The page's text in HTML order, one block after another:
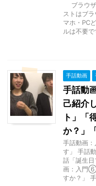
ブラウザ
ストはブ
マホ・PC
ルは不要
手話動画
手話動
己紹介
ト」「
か？」
手話動画
す」 手話
話「誕生
画：入門⑥
すか？」